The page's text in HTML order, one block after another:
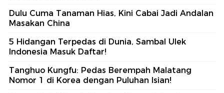
Dulu Cuma Tanaman Hias, Kini Cabai Jadi Andalan
Masakan China
5 Hidangan Terpedas di Dunia, Sambal Ulek
Indonesia Masuk Daftar!
Tanghuo Kungfu: Pedas Berempah Malatang
Nomor 1 di Korea dengan Puluhan Isian!